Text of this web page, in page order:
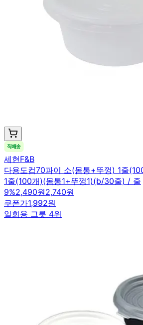
세현F&B
다용도컵70파이 소(몸통+뚜껑) 1줄
1줄(100개)(몸통1+뚜껑1)(b/30줄) / 줄
9%2,490원2,740원
쿠폰가1,992원
일회용 그릇 4위